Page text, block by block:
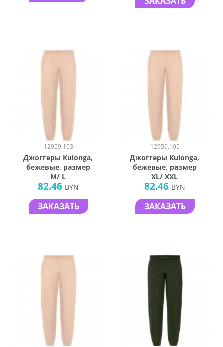
12959.103
Джоггеры Kulonga,
бежевые, размер
M/ L
82.46 BYN
ЗАКАЗАТЬ
12959.105
Джоггеры Kulonga,
бежевые, размер
XL/ XXL
82.46 BYN
ЗАКАЗАТЬ